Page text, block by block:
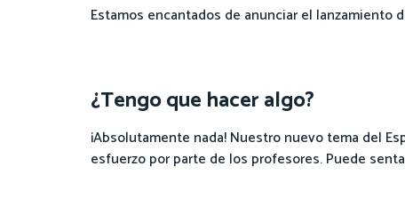
Estamos encantados de anunciar el
¿Tengo que hacer algo?
¡Absolutamente nada! Nuestro nuevo tema del
esfuerzo por parte de los profesores. Puede